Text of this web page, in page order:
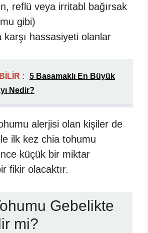
reflü veya irritabl bağırsak
gibi)
karşı hassasiyeti olanlar
:
5 Basamaklı En Büyük
Nedir?
alerjisi olan kişiler de
ilk kez chia tohumu
küçük bir miktar
fikir olacaktır.
Gebelikte
mi?